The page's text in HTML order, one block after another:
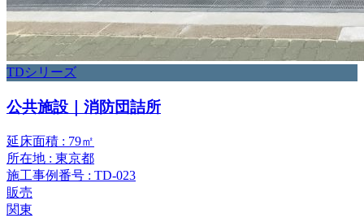
TDシリーズ
公共施設｜消防団詰所
延床面積 : 79㎡
所在地 : 東京都
施工事例番号 : TD-023
販売
関東